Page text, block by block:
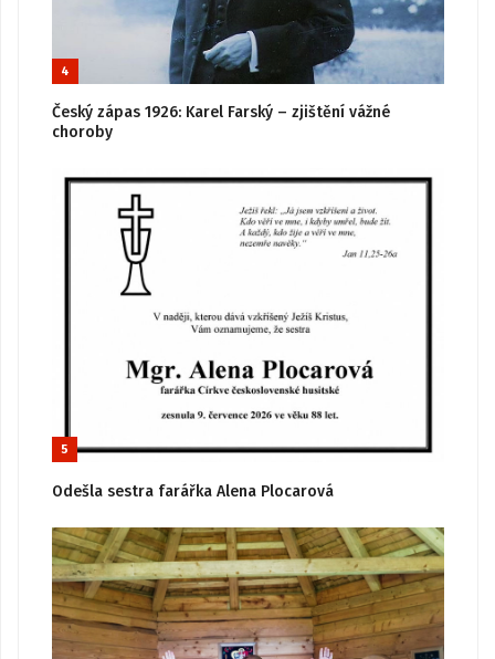
4
Český zápas 1926: Karel Farský – zjištění vážné
choroby
5
Odešla sestra farářka Alena Plocarová